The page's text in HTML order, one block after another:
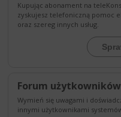
Kupując abonament na
zyskujesz telefoniczną pomoc
oraz szereg innych usług.
Forum użytkowników
Wymień się uwagami i
innymi użytkownikami